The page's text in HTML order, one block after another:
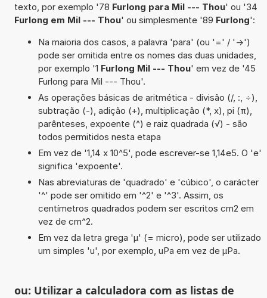
texto, por exemplo '78 Furlong para Mil --- Thou' ou '34
Furlong em Mil --- Thou' ou simplesmente '89 Furlong':
Na maioria dos casos, a palavra 'para' (ou '=' / '->')
pode ser omitida entre os nomes das duas unidades,
por exemplo '1 Furlong Mil --- Thou' em vez de '45
Furlong para Mil --- Thou'.
As operações básicas de aritmética - divisão (/, :, ÷),
subtração (-), adição (+), multiplicação (*, x), pi (π),
parênteses, expoente (^) e raiz quadrada (√) - são
todos permitidos nesta etapa
Em vez de '1,14 x 10^5', pode escrever-se 1,14e5. O 'e'
significa 'expoente'.
Nas abreviaturas de 'quadrado' e 'cúbico', o carácter
'^' pode ser omitido em '^2' e '^3'. Assim, os
centímetros quadrados podem ser escritos cm2 em
vez de cm^2.
Em vez da letra grega 'µ' (= micro), pode ser utilizado
um simples 'u', por exemplo, uPa em vez de µPa.
ou: Utilizar a calculadora com as listas de